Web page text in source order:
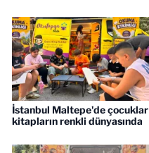
İstanbul Maltepe'de çocuklar
kitapların renkli dünyasında